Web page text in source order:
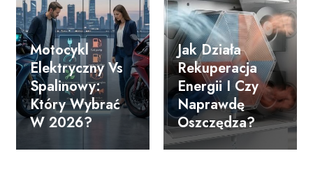
Motocykl
Elektryczny Vs
Spalinowy:
Który Wybrać
W 2026?
Jak Działa
Rekuperacja
Energii I Czy
Naprawdę
Oszczędza?